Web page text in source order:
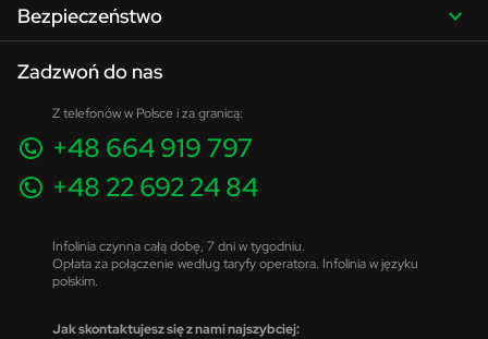
Bezpieczeństwo
Zadzwoń do nas
Z telefonów w Polsce i za granicą:
+48 664 919 797
+48 22 692 24 84
Infolinia czynna całą dobę, 7 dni w tygodniu.
Opłata za połączenie według taryfy operatora. Infolinia w języku
polskim.
Jak skontaktujesz się z nami najszybciej: